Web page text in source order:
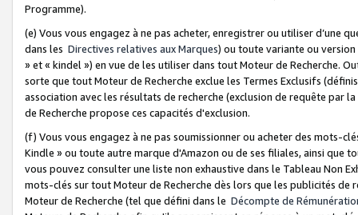
Programme).
(e) Vous vous engagez à ne pas acheter, enregistrer ou utiliser d’une
dans les Directives relatives aux Marques) ou toute variante ou
» et « kindel ») en vue de les utiliser dans tout Moteur de Recherche.
sorte que tout Moteur de Recherche exclue les Termes Exclusifs
association avec les résultats de recherche (exclusion de requête
de Recherche propose ces capacités d'exclusion.
(f) Vous vous engagez à ne pas soumissionner ou acheter des mots-
Kindle » ou toute autre marque d'Amazon ou de ses filiales, ainsi que
vous pouvez consulter une liste non exhaustive dans le Tableau Non
mots-clés sur tout Moteur de Recherche dès lors que les publicités de
Moteur de Recherche (tel que défini dans le Décompte de